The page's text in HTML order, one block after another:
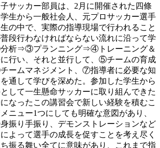
サッカー部員は、2月に開催された四條
生から一般社会人、元プロサッカー選手
の中で、実際の指導現場で行われること
段行わなければならない流れに沿って学
析⇒③プランニング⇒④トレーニング＆
行い、それと並行して、⑤チームの育成
ームマネジメント、⑦指導者に必要な知
通して学びを深めた。参加した学生から
して一生懸命サッカーに取り組んできた
なったこの講習会で新しい経験を積むこ
ニュー1つにしても明確な意図があり、
振り手振り、デモンストレーションなど
よって選手の成長を促すことを考え尽く
振る舞い全てに意味があり、これまで指